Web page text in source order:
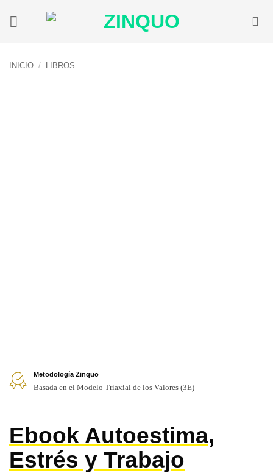
INICIO / LIBROS
Metodología Zinquo
Basada en el Modelo Triaxial de los Valores (3E)
Ebook Autoestima,
Estrés y Trabajo